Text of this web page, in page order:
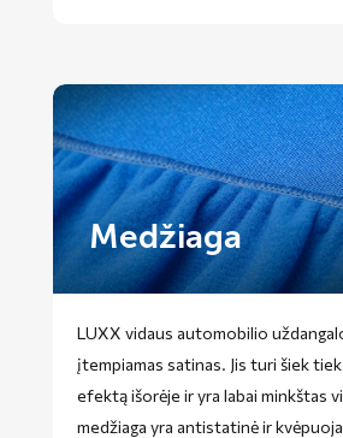
Medžiaga
LUXX vidaus automobilio
įtempiamas satinas. Jis turi šiek
efektą išorėje ir yra labai minkštas
medžiaga yra antistatinė ir